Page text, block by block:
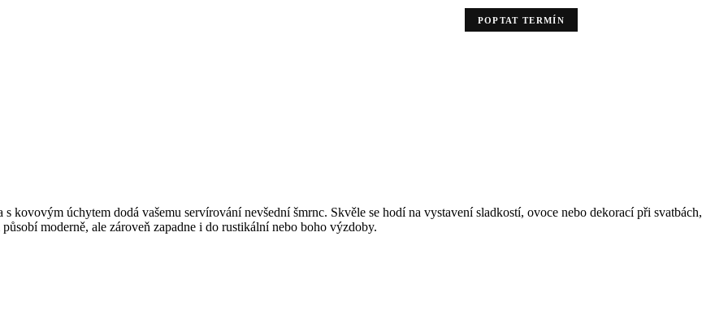
POPTAT TERMÍN
úchytem dodá vašemu servírování nevšední šmrnc. Skvěle se hodí na vystavení sladkostí, ovoce nebo dekorací při svatbách,
moderně, ale zároveň zapadne i do rustikální nebo boho výzdoby.